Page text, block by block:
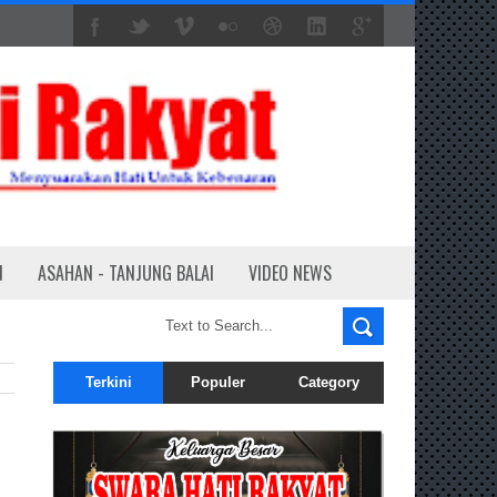
ASAHAN - TANJUNG BALAI VIDEO NEWS
Terkini Populer Category